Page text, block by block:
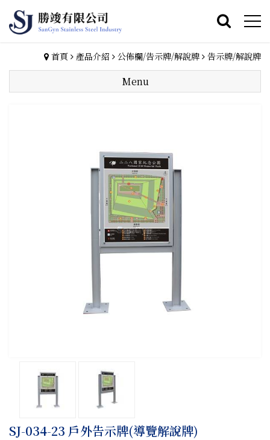
首頁 產品介紹 公佈欄/告示牌/解說牌 告示牌/解說牌
Menu
​SJ-034-23 戶外告示牌(導覽解說牌)